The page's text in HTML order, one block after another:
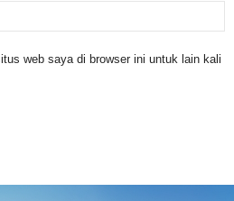
web saya di browser ini untuk lain kali